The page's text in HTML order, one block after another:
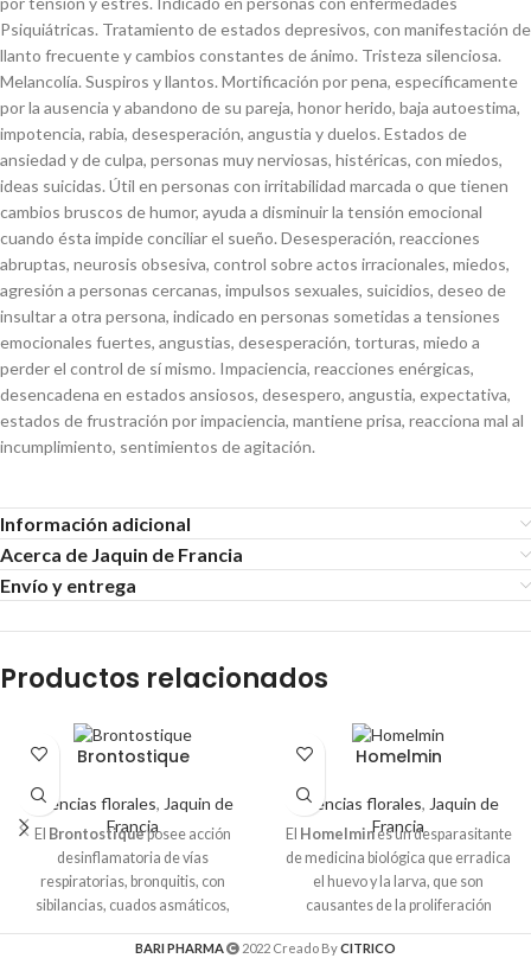
Psiquiátricas. Tratamiento de estados depresivos, con manifestación de
llanto frecuente y cambios constantes de ánimo. Tristeza silenciosa.
Melancolía. Suspiros y llantos. Mortificación por pena, específicamente
por la ausencia y abandono de su pareja, honor herido, baja autoestima,
impotencia, rabia, desesperación, angustia y duelos. Estados de
ansiedad y de culpa, personas muy nerviosas, histéricas, con miedos,
ideas suicidas. Útil en personas con irritabilidad marcada o que tienen
cambios bruscos de humor, ayuda a disminuir la tensión emocional
cuando ésta impide conciliar el sueño. Desesperación, reacciones
abruptas, neurosis obsesiva, control sobre actos irracionales, miedos,
agresión a personas cercanas, impulsos sexuales, suicidios, deseo de
insultar a otra persona, indicado en personas sometidas a tensiones
emocionales fuertes, angustias, desesperación, torturas, miedo a
perder el control de sí mismo. Impaciencia, reacciones enérgicas,
desencadena en estados ansiosos, desespero, angustia, expectativa,
estados de frustración por impaciencia, mantiene prisa, reacciona mal al
incumplimiento, sentimientos de agitación.
Información adicional
Acerca de Jaquin de Francia
Envío y entrega
Productos relacionados
Brontostique
Esencias florales, Jaquin de
Francia
El Brontostiqueposee acción
desinflamatoria de vías
respiratorias, bronquitis, con
sibilancias, cuados asmáticos,
resfriados repetidos, dolor en la
tráquea al toser, disfonía
Homelmin
Esencias florales, Jaquin de
Francia
El Homelmines un desparasitante
de medicina biológica que erradica
el huevo y la larva, que son
causantes de la proliferación
parasitaria, cortar el ciclo evolutivo
del parasito previene la sobre
BARI PHARMA 2022 Creado ByCITRICO